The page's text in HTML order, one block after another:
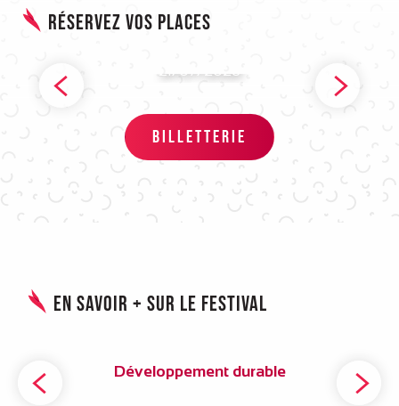
Réservez vos places
21/07/2026
BILLETTERIE
En savoir + sur le festival
Développement durable